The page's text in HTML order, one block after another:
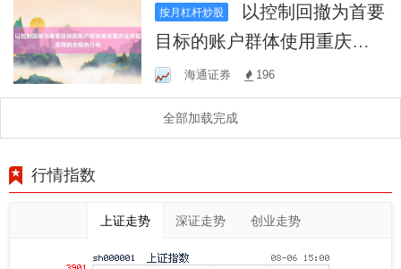
按月杠杆炒股
目标的账户群体使用重庆证
券配资网的合规执行有
海通证券 196
全部加载完成
行情指数
上证走势 深证走势 创业走势